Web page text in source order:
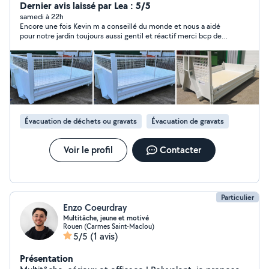
Dernier avis laissé par Lea : 5/5
samedi à 22h
Encore une fois Kevin m a conseillé du monde et nous a aidé
pour notre jardin toujours aussi gentil et réactif merci bcp de
Évacuation de déchets ou gravats Évacuation de gravats
Voir le profil Contacter
Particulier
Enzo Coeurdray
Multitâche, jeune et motivé
Rouen (Carmes Saint-Maclou)
5/5 (1 avis)
Présentation